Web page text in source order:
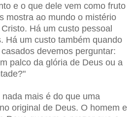
e o que dele vem como fruto
mostra ao mundo o mistério
Há um custo pessoal
Há um custo também quando
devemos perguntar:
palco da glória de Deus ou a
mais é do que uma
original de Deus. O homem e